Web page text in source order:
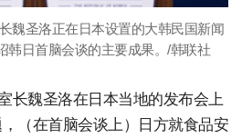
魏圣洛正在日本设置的大韩民国新闻
韩日首脑会谈的主要成果。/韩联社
长魏圣洛在日本当地的发布会上
（在首脑会谈上）日方就食品安